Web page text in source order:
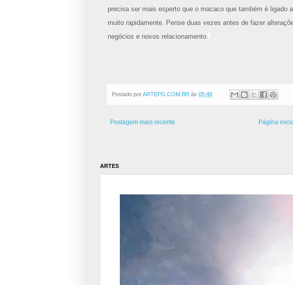
precisa ser mais esperto que o macaco que também é ligado
muito rapidamente. Pense duas vezes antes de fazer
negócios e novos relacionamento..
Postado porARTEPG.COM.BR às 05:48
Postagem mais recente Página
ARTES